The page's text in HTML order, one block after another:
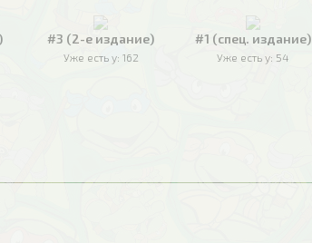
#3 (2-е издание)
Уже есть у: 162
#1 (спец. издание)
Уже есть у: 54